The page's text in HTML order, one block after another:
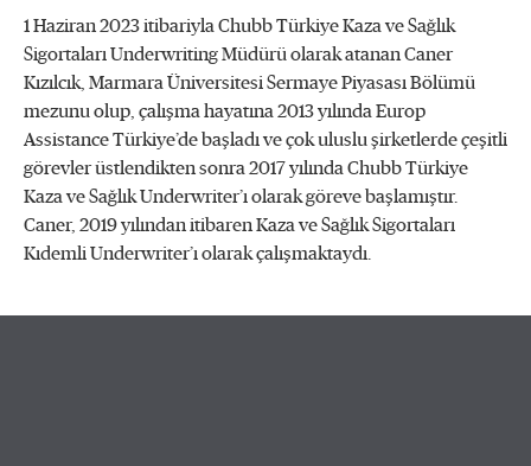
1 Haziran 2023 itibariyla Chubb Türkiye Kaza ve Sağlık
Sigortaları Underwriting Müdürü olarak atanan Caner
Kızılcık, Marmara Üniversitesi Sermaye Piyasası Bölümü
mezunu olup, çalışma hayatına 2013 yılında Europ
Assistance Türkiye’de başladı ve çok uluslu şirketlerde çeşitli
görevler üstlendikten sonra 2017 yılında Chubb Türkiye
Kaza ve Sağlık Underwriter’ı olarak göreve başlamıştır.
Caner, 2019 yılından itibaren Kaza ve Sağlık Sigortaları
Kıdemli Underwriter’ı olarak çalışmaktaydı.